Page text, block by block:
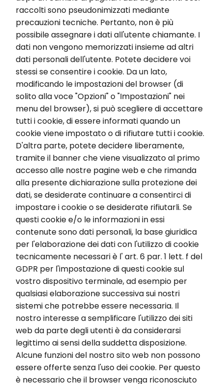
raccolti sono pseudonimizzati mediante
precauzioni tecniche. Pertanto, non è più
possibile assegnare i dati all'utente chiamante. I
dati non vengono memorizzati insieme ad altri
dati personali dell'utente. Potete decidere voi
stessi se consentire i cookie. Da un lato,
modificando le impostazioni del browser (di
solito alla voce "Opzioni" o "Impostazioni" nei
menu del browser), si può scegliere di accettare
tutti i cookie, di essere informati quando un
cookie viene impostato o di rifiutare tutti i cookie.
D'altra parte, potete decidere liberamente,
tramite il banner che viene visualizzato al primo
accesso alle nostre pagine web e che rimanda
alla presente dichiarazione sulla protezione dei
dati, se desiderate continuare a consentirci di
impostare i cookie o se desiderate rifiutarli. Se
questi cookie e/o le informazioni in essi
contenute sono dati personali, la base giuridica
per l'elaborazione dei dati con l'utilizzo di cookie
tecnicamente necessari è l' art. 6 par. 1 lett. f del
GDPR per l'impostazione di questi cookie sul
vostro dispositivo terminale, ad esempio per
qualsiasi elaborazione successiva sui nostri
sistemi che potrebbe essere necessaria. Il
nostro interesse a semplificare l'utilizzo dei siti
web da parte degli utenti è da considerarsi
legittimo ai sensi della suddetta disposizione.
Alcune funzioni del nostro sito web non possono
essere offerte senza l'uso dei cookie. Per questo
è necessario che il browser venga riconosciuto